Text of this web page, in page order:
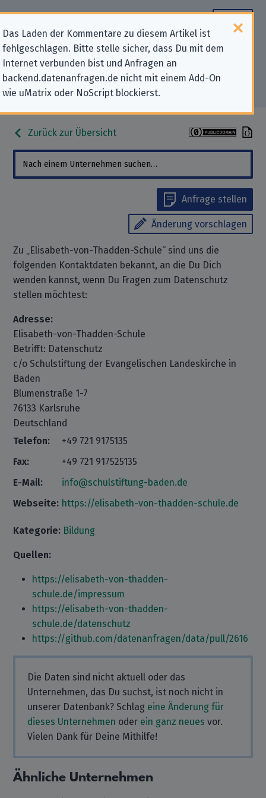
Das Laden der Kommentare zu diesem Artikel ist
fehlgeschlagen. Bitte stelle sicher, dass Du mit dem
Internet verbunden bist und Anfragen an
backend.datenanfragen.de nicht mit einem Add-On
wie uMatrix oder NoScript blockierst.
Datenschutz-Kontaktdaten für
„Elisabeth-von-Thadden-Schule“
Zurück zur Übersicht
Anfrage stellen
Änderung vorschlagen
Zu „Elisabeth-von-Thadden-Schule“ sind uns die
folgenden Kontaktdaten bekannt, an die Du Dich
wenden kannst, wenn Du Fragen zum Datenschutz
stellen möchtest:
Adresse:
Elisabeth-von-Thadden-Schule
Betrifft: Datenschutz
c/o Schulstiftung der Evangelischen Landeskirche in
Baden
Blumenstraße 1-7
76133 Karlsruhe
Deutschland
Telefon:
+49 721 9175135
Fax:
+49 721 917525135
E-Mail:
info@schulstiftung-baden.de
Webseite: https://elisabeth-von-thadden-schule.de
Kategorie: Bildung
Quellen:
https://elisabeth-von-thadden-
schule.de/impressum
https://elisabeth-von-thadden-
schule.de/datenschutz
https://github.com/datenanfragen/data/pull/2616
Die Daten sind nicht aktuell oder das
Unternehmen, das Du suchst, ist noch nicht in
unserer Datenbank? Schlag eine Änderung für
dieses Unternehmen oder ein ganz neues vor.
Vielen Dank für Deine Mithilfe!
Ähnliche Unternehmen